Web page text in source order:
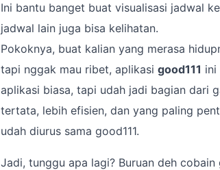
Ini bantu banget buat visualisasi jadwal
jadwal lain juga bisa kelihatan.
Pokoknya, buat kalian yang merasa
tapi nggak mau ribet, aplikasi good111 ini
aplikasi biasa, tapi udah jadi bagian dari
tertata, lebih efisien, dan yang paling
udah diurus sama good111.
Jadi, tunggu apa lagi? Buruan deh